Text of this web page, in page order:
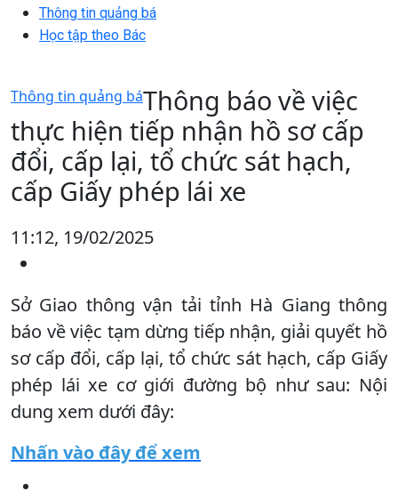
Thông tin quảng bá
Học tập theo Bác
Thông tin quảng báThông báo về việc
thực hiện tiếp nhận hồ sơ cấp
đổi, cấp lại, tổ chức sát hạch,
cấp Giấy phép lái xe
11:12, 19/02/2025
Sở Giao thông vận tải tỉnh Hà Giang thông
báo về việc tạm dừng tiếp nhận, giải quyết hồ
sơ cấp đổi, cấp lại, tổ chức sát hạch, cấp Giấy
phép lái xe cơ giới đường bộ như sau: Nội
dung xem dưới đây:
Nhấn vào đây để xem